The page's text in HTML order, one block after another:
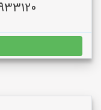
02165019206